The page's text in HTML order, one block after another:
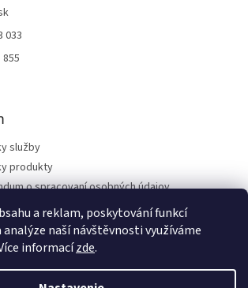
a reklam, poskytování funkcí
naší návštěvnosti využíváme
informacízde.
033
855
služby
produkty
o spracovaní osobných údajov